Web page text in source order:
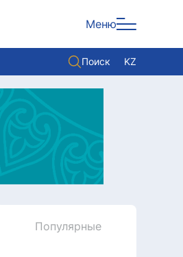
Меню
Поиск KZ
Популярные